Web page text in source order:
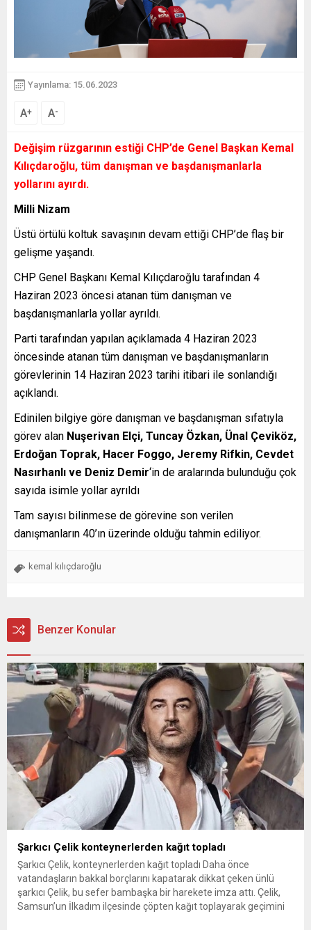
Yayınlama: 15.06.2023
A+ A-
Değişim rüzgarının estiği CHP’de Genel Başkan Kemal
Kılıçdaroğlu, tüm danışman ve başdanışmanlarla
yollarını ayırdı.
Milli Nizam
Üstü örtülü koltuk savaşının devam ettiği CHP’de flaş bir
gelişme yaşandı.
CHP Genel Başkanı Kemal Kılıçdaroğlu tarafından 4
Haziran 2023 öncesi atanan tüm danışman ve
başdanışmanlarla yollar ayrıldı.
Parti tarafından yapılan açıklamada 4 Haziran 2023
öncesinde atanan tüm danışman ve başdanışmanların
görevlerinin 14 Haziran 2023 tarihi itibari ile sonlandığı
açıklandı.
Edinilen bilgiye göre danışman ve başdanışman sıfatıyla
görev alan Nuşerivan Elçi, Tuncay Özkan, Ünal Çeviköz,
Erdoğan Toprak, Hacer Foggo, Jeremy Rifkin, Cevdet
Nasırhanlı ve Deniz Demir‘in de aralarında bulunduğu çok
sayıda isimle yollar ayrıldı
Tam sayısı bilinmese de görevine son verilen
danışmanların 40’ın üzerinde olduğu tahmin ediliyor.
kemal kılıçdaroğlu
Benzer Konular
Şarkıcı Çelik konteynerlerden kağıt topladı
Şarkıcı Çelik, konteynerlerden kağıt topladı Daha önce
vatandaşların bakkal borçlarını kapatarak dikkat çeken ünlü
şarkıcı Çelik, bu sefer bambaşka bir harekete imza attı. Çelik,
Samsun’un İlkadım ilçesinde çöpten kağıt toplayarak geçimini